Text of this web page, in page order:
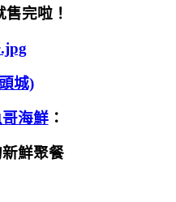
售完啦！
城)
海鮮：
鮮聚餐